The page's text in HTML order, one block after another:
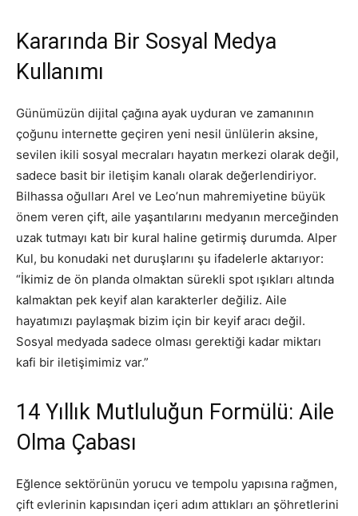
Kararında Bir Sosyal Medya
Kullanımı
Günümüzün dijital çağına ayak uyduran ve zamanının
çoğunu internette geçiren yeni nesil ünlülerin aksine,
sevilen ikili sosyal mecraları hayatın merkezi olarak değil,
sadece basit bir iletişim kanalı olarak değerlendiriyor.
Bilhassa oğulları Arel ve Leo’nun mahremiyetine büyük
önem veren çift, aile yaşantılarını medyanın merceğinden
uzak tutmayı katı bir kural haline getirmiş durumda. Alper
Kul, bu konudaki net duruşlarını şu ifadelerle aktarıyor:
“İkimiz de ön planda olmaktan sürekli spot ışıkları altında
kalmaktan pek keyif alan karakterler değiliz. Aile
hayatımızı paylaşmak bizim için bir keyif aracı değil.
Sosyal medyada sadece olması gerektiği kadar miktarı
kafi bir iletişimimiz var.”
14 Yıllık Mutluluğun Formülü: Aile
Olma Çabası
Eğlence sektörünün yorucu ve tempolu yapısına rağmen,
çift evlerinin kapısından içeri adım attıkları an şöhretlerini